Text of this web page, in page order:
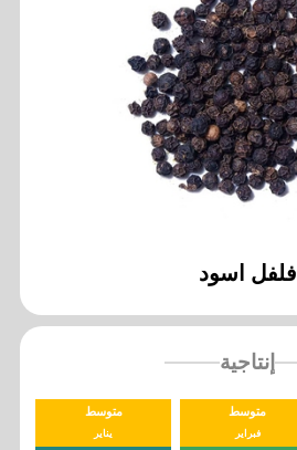
فلفل اسود
إنتاجية
متوسط
يناير
متوسط
فبراير